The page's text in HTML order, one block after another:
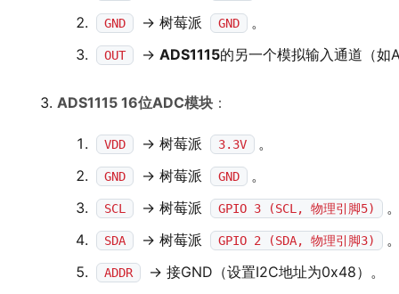
GND -> 树莓派 GND 。
OUT -> ADS1115的另一个模拟输入通道（如
ADS1115 16位ADC模块 ：
VDD -> 树莓派 3.3V 。
GND -> 树莓派 GND 。
SCL -> 树莓派 GPIO 3 (SCL, 物理引脚5)
SDA -> 树莓派 GPIO 2 (SDA, 物理引脚3)
ADDR -> 接GND（设置I2C地址为0x48）。